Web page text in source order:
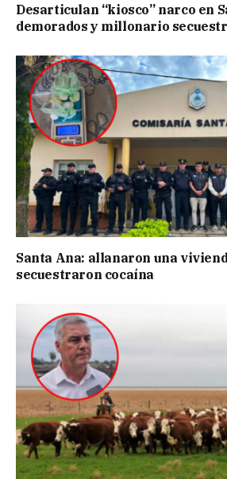
Desarticulan “kiosco” narco en
demorados y millonario
Santa Ana: allanaron una
secuestraron cocaína